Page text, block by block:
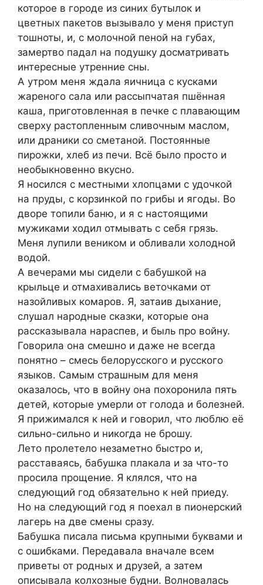
которое в городе из синих бутылок и
цветных пакетов вызывало у меня приступ
тошноты, и, с молочной пеной на губах,
замертво падал на подушку досматривать
интересные утренние сны.
А утром меня ждала яичница с кусками
жареного сала или рассыпчатая пшённая
каша, приготовленная в печке с плавающим
сверху растопленным сливочным маслом,
или драники со сметаной. Постоянные
пирожки, хлеб из печи. Всё было просто и
необыкновенно вкусно.
Я носился с местными хлопцами с удочкой
на пруды, с корзинкой по грибы и ягоды. Во
дворе топили баню, и я с настоящими
мужиками ходил отмывать с себя грязь.
Меня лупили веником и обливали холодной
водой.
А вечерами мы сидели с бабушкой на
крыльце и отмахивались веточками от
назойливых комаров. Я, затаив дыхание,
слушал народные сказки, которые она
рассказывала нараспев, и быль про войну.
Говорила она смешно и даже не всегда
понятно – смесь белорусского и русского
языков. Самым страшным для меня
оказалось, что в войну она похоронила пять
детей, которые умерли от голода и болезней.
Я прижимался к ней и говорил, что люблю её
сильно-сильно и никогда не брошу.
Лето пролетело незаметно быстро и,
расставаясь, бабушка плакала и за что-то
просила прощение. Я клялся, что на
следующий год обязательно к ней приеду.
Но на следующий год я поехал в пионерский
лагерь на две смены сразу.
Бабушка писала письма крупными буквами и
с ошибками. Передавала вначале всем
приветы от родных и друзей, а затем
описывала колхозные будни. Волновалась